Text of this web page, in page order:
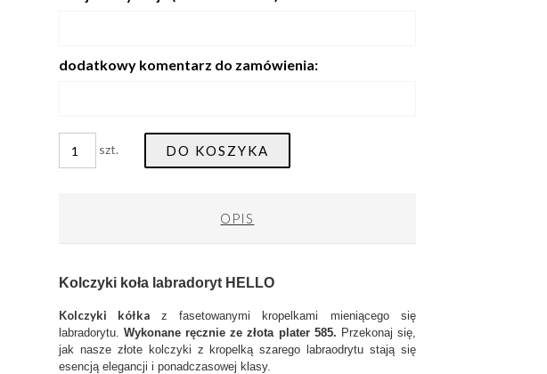
dodatkowy komentarz do zamówienia:
szt. DO KOSZYKA
OPIS
Kolczyki koła labradoryt HELLO
Kolczyki kółka z fasetowanymi kropelkami mieniącego się
labradorytu.Wykonane ręcznie ze złota plater 585. Przekonaj się,
jak nasze złote kolczyki z kropelką szarego labraodrytu stają się
esencją elegancji i ponadczasowej klasy.